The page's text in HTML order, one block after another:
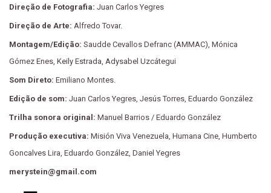
Direção de Fotografia: Juan Carlos Yegres
Direção de Arte: Alfredo Tovar.
Montagem/Edição: Saudde Cevallos Defranc (AMMAC), Mónica
Gómez Enes, Keily Estrada, Adysabel Uzcátegui
Som Direto: Emiliano Montes.
Edição de som: Juan Carlos Yegres, Jesús Torres, Eduardo González
Trilha sonora original: Manuel Barrios / Eduardo González
Produção executiva: Misión Viva Venezuela, Humana Cine, Humberto
Goncalves Lira, Eduardo González, Daniel Yegres
merystein@gmail.com